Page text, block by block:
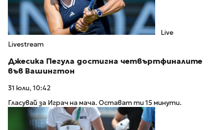
Live
Livestream
Джесика Пегула достигна четвъртфиналите
във Вашингтон
31 юли, 10:42
Гласувай за Играч на мача. Остават ти 15 минути.